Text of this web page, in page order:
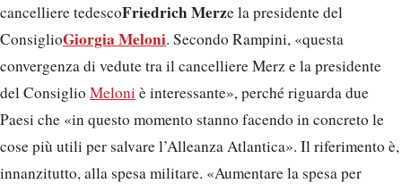
cancelliere tedescoFriedrich Merze la presidente del
ConsiglioGiorgia Meloni. Secondo Rampini, «questa
convergenza di vedute tra il cancelliere Merz e la presidente
del Consiglio Meloni è interessante», perché riguarda due
Paesi che «in questo momento stanno facendo in concreto le
cose più utili per salvare l’Alleanza Atlantica». Il riferimento è,
innanzitutto, alla spesa militare. «Aumentare la spesa per